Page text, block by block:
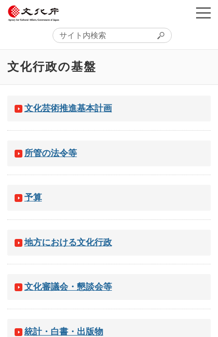
文化行政の基盤
文化芸術推進基本計画
所管の法令等
予算
地方における文化行政
文化審議会・懇談会等
統計・白書・出版物